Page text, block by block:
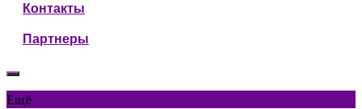
Контакты
Партнеры
Ещё